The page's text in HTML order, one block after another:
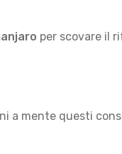
per scovare il
a mente questi